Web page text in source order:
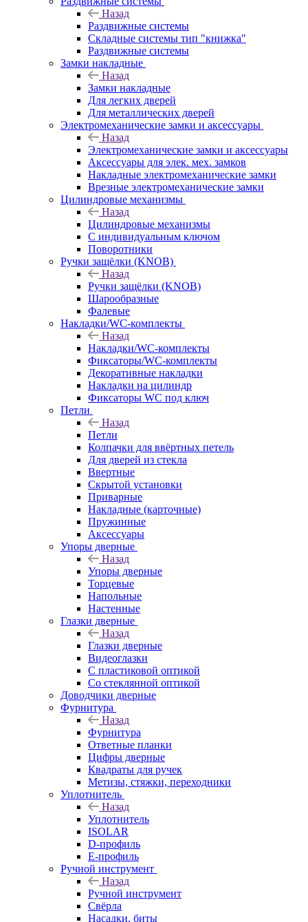
Назад
Раздвижные системы
Складные системы тип "книжка"
Раздвижные системы
Замки накладные
Назад
Замки накладные
Для легких дверей
Для металлических дверей
Электромеханические замки и аксессуары
Назад
Электромеханические замки и аксессуары
Аксессуары для элек. мех. замков
Накладные электромеханические замки
Врезные электромеханические замки
Цилиндровые механизмы
Назад
Цилиндровые механизмы
С индивидуальным ключом
Поворотники
Ручки защёлки (KNOB)
Назад
Ручки защёлки (KNOB)
Шарообразные
Фалевые
Накладки/WC-комплекты
Назад
Накладки/WC-комплекты
Фиксаторы/WC-комплекты
Декоративные накладки
Накладки на цилиндр
Фиксаторы WC под ключ
Петли
Назад
Петли
Колпачки для ввёртных петель
Для дверей из стекла
Ввертные
Скрытой установки
Приварные
Накладные (карточные)
Пружинные
Аксессуары
Упоры дверные
Назад
Упоры дверные
Торцевые
Напольные
Настенные
Глазки дверные
Назад
Глазки дверные
Видеоглазки
С пластиковой оптикой
Со стеклянной оптикой
Доводчики дверные
Фурнитура
Назад
Фурнитура
Ответные планки
Цифры дверные
Квадраты для ручек
Метизы, стяжки, переходники
Уплотнитель
Назад
Уплотнитель
ISOLAR
D-профиль
Е-профиль
Ручной инструмент
Назад
Ручной инструмент
Свёрла
Насадки, биты